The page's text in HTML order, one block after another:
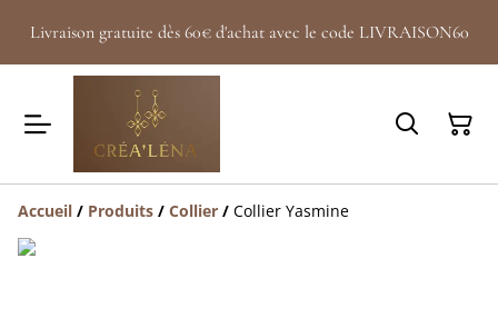
Livraison gratuite dès 60€ d'achat avec le code LIVRAISON60
Accueil / Produits / Collier / Collier Yasmine